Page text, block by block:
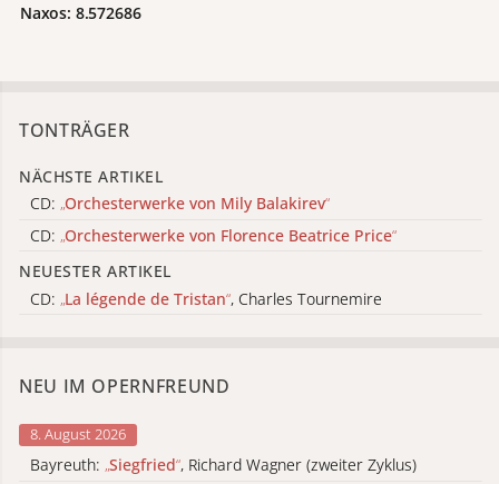
Naxos: 8.572686
TONTRÄGER
NÄCHSTE ARTIKEL
CD: „Orchesterwerke von Mily Balakirev“
CD: „Orchesterwerke von Florence Beatrice Price“
NEUESTER ARTIKEL
CD: „La légende de Tristan“, Charles Tournemire
NEU IM OPERNFREUND
8. August 2026
Bayreuth: „Siegfried“, Richard Wagner (zweiter Zyklus)